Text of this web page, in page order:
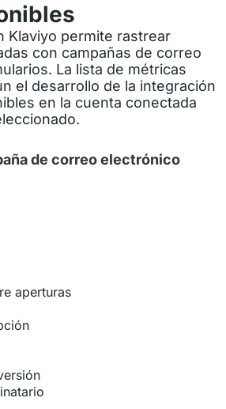
Klaviyo permite rastrear
con campañas de correo
La lista de métricas
el desarrollo de la integración
en la cuenta conectada
de correo electrónico
aperturas